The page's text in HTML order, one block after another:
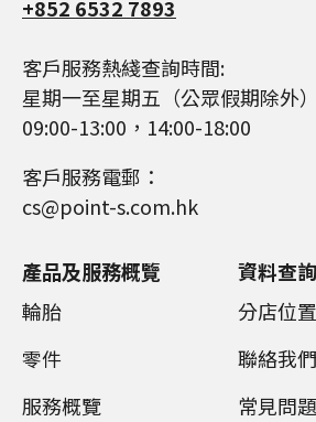
+852 6532 7893
客戶服務熱綫查詢時間:
星期一至星期五（公眾假期除外）
09:00-13:00，14:00-18:00
客戶服務電郵：
cs@point-s.com.hk
產品及服務概覽
輪胎
零件
服務概覽
資料查詢
分店位置
聯絡我們
常見問題